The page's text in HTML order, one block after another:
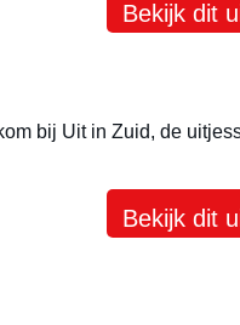
bij Uit in Zuid, de
Bekijk dit
Bekijk dit